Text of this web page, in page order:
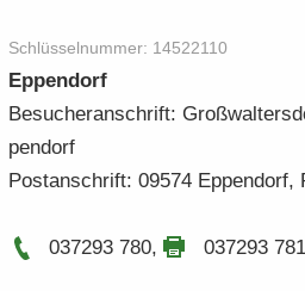
Schlüs­sel­num­mer: 14522110
Ep­pen­dorf
Be­su­cher­an­schrift:
pen­dorf
Post­an­schrift: 09574 Ep­pen­dorf,
037293 780, 037293